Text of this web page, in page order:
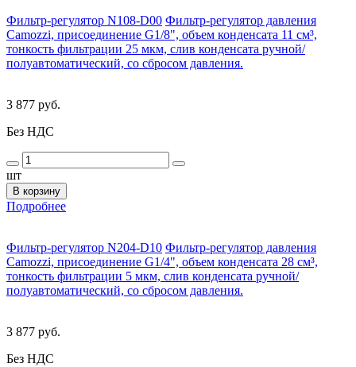
Фильтр-регулятор N108-D00 Фильтр-регулятор давления
Camozzi, присоединение G1/8", объем конденсата 11 см³,
тонкость фильтрации 25 мкм, слив конденсата ручной/
полуавтоматический, со сбросом давления.
3 877 руб.
Без НДС
шт
В корзину
Подробнее
Фильтр-регулятор N204-D10 Фильтр-регулятор давления
Camozzi, присоединение G1/4", объем конденсата 28 см³,
тонкость фильтрации 5 мкм, слив конденсата ручной/
полуавтоматический, со сбросом давления.
3 877 руб.
Без НДС